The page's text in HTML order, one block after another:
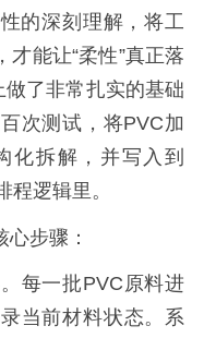
的深刻理解，将工
能让“柔性”真正落
做了非常扎实的基础
次测试，将PVC加
化拆解，并写入到
逻辑里。
步骤：
每一批PVC原料进
当前材料状态。系